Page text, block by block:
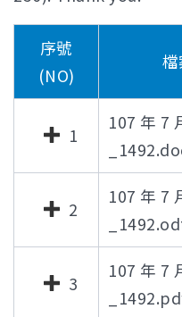
序號
(NO)
1
107 年 7
2
107 年 7
3
107 年 7